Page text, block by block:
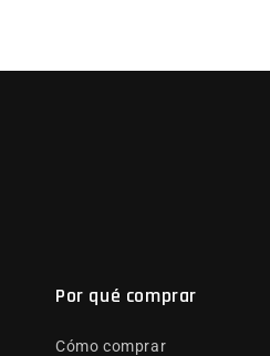
Por qué comprar
Cómo comprar